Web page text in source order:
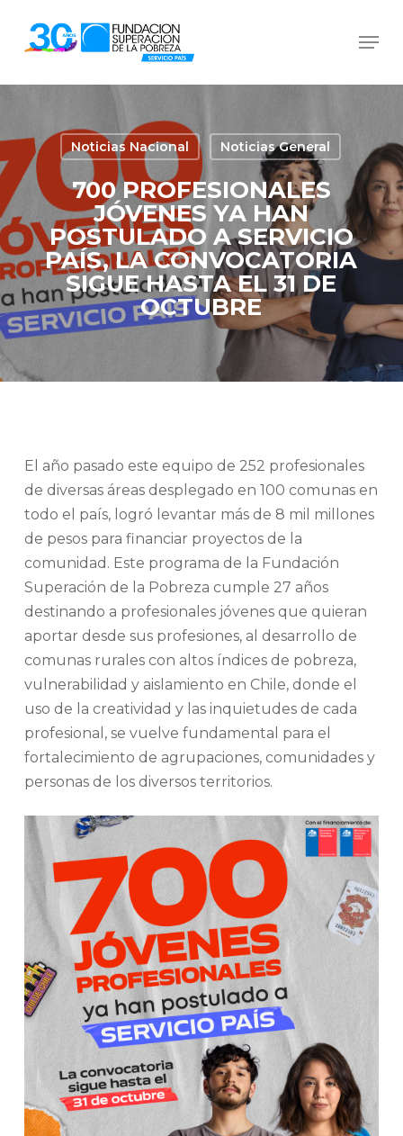
content
Noticias Nacional Noticias General
700 PROFESIONALES
JÓVENES YA HAN
POSTULADO A SERVICIO
PAÍS, LA CONVOCATORIA
SIGUE HASTA EL 31 DE
OCTUBRE
El año pasado este equipo de 252 profesionales
de diversas áreas desplegado en 100 comunas en
todo el país, logró levantar más de 8 mil millones
de pesos para financiar proyectos de la
comunidad. Este programa de la Fundación
Superación de la Pobreza cumple 27 años
destinando a profesionales jóvenes que quieran
aportar desde sus profesiones, al desarrollo de
comunas rurales con altos índices de pobreza,
vulnerabilidad y aislamiento en Chile, donde el
uso de la creatividad y las inquietudes de cada
profesional, se vuelve fundamental para el
fortalecimiento de agrupaciones, comunidades y
personas de los diversos territorios.
Menu